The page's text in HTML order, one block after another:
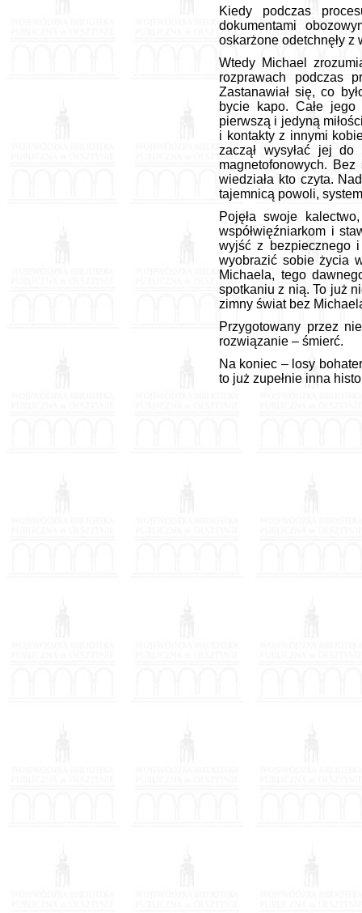
Kiedy podczas
dokumentami
oskarżone odetchnęły z
Wtedy Michael
rozprawach podczas
Zastanawiał się, co
bycie kapo. Całe jego
pierwszą i jedyną
i kontakty z innymi
zaczął wysyłać jej
magnetofonowych.
wiedziała kto czyta.
tajemnicą powoli,
Pojęła swoje
współwięźniarkom i
wyjść z bezpiecznego
wyobrazić sobie życia
Michaela, tego
spotkaniu z nią. To już
zimny świat bez
Przygotowany przez
rozwiązanie – śmierć.
Na koniec – losy
to już zupełnie inna